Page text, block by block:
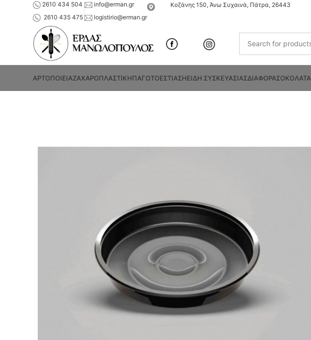
2610 434 504
2610 435 475
info@erman.gr
logistirio@erman.gr
Κοζάνης 150, Άνω Συχαινά, Πάτρα, 26443
ΑΡΤΟΠΟΙΕΙΑΖΑΧΑΡΟΠΛΑΣΤΙΚΗΠΑΓΩΤΟΕΣΤΙΑΣΗΕΙΔΗ ΣΥΣΚΕΥΑΣΙΑΣΔΙΑΦΟΡΑΣΟΚΟΛΑΤΑ